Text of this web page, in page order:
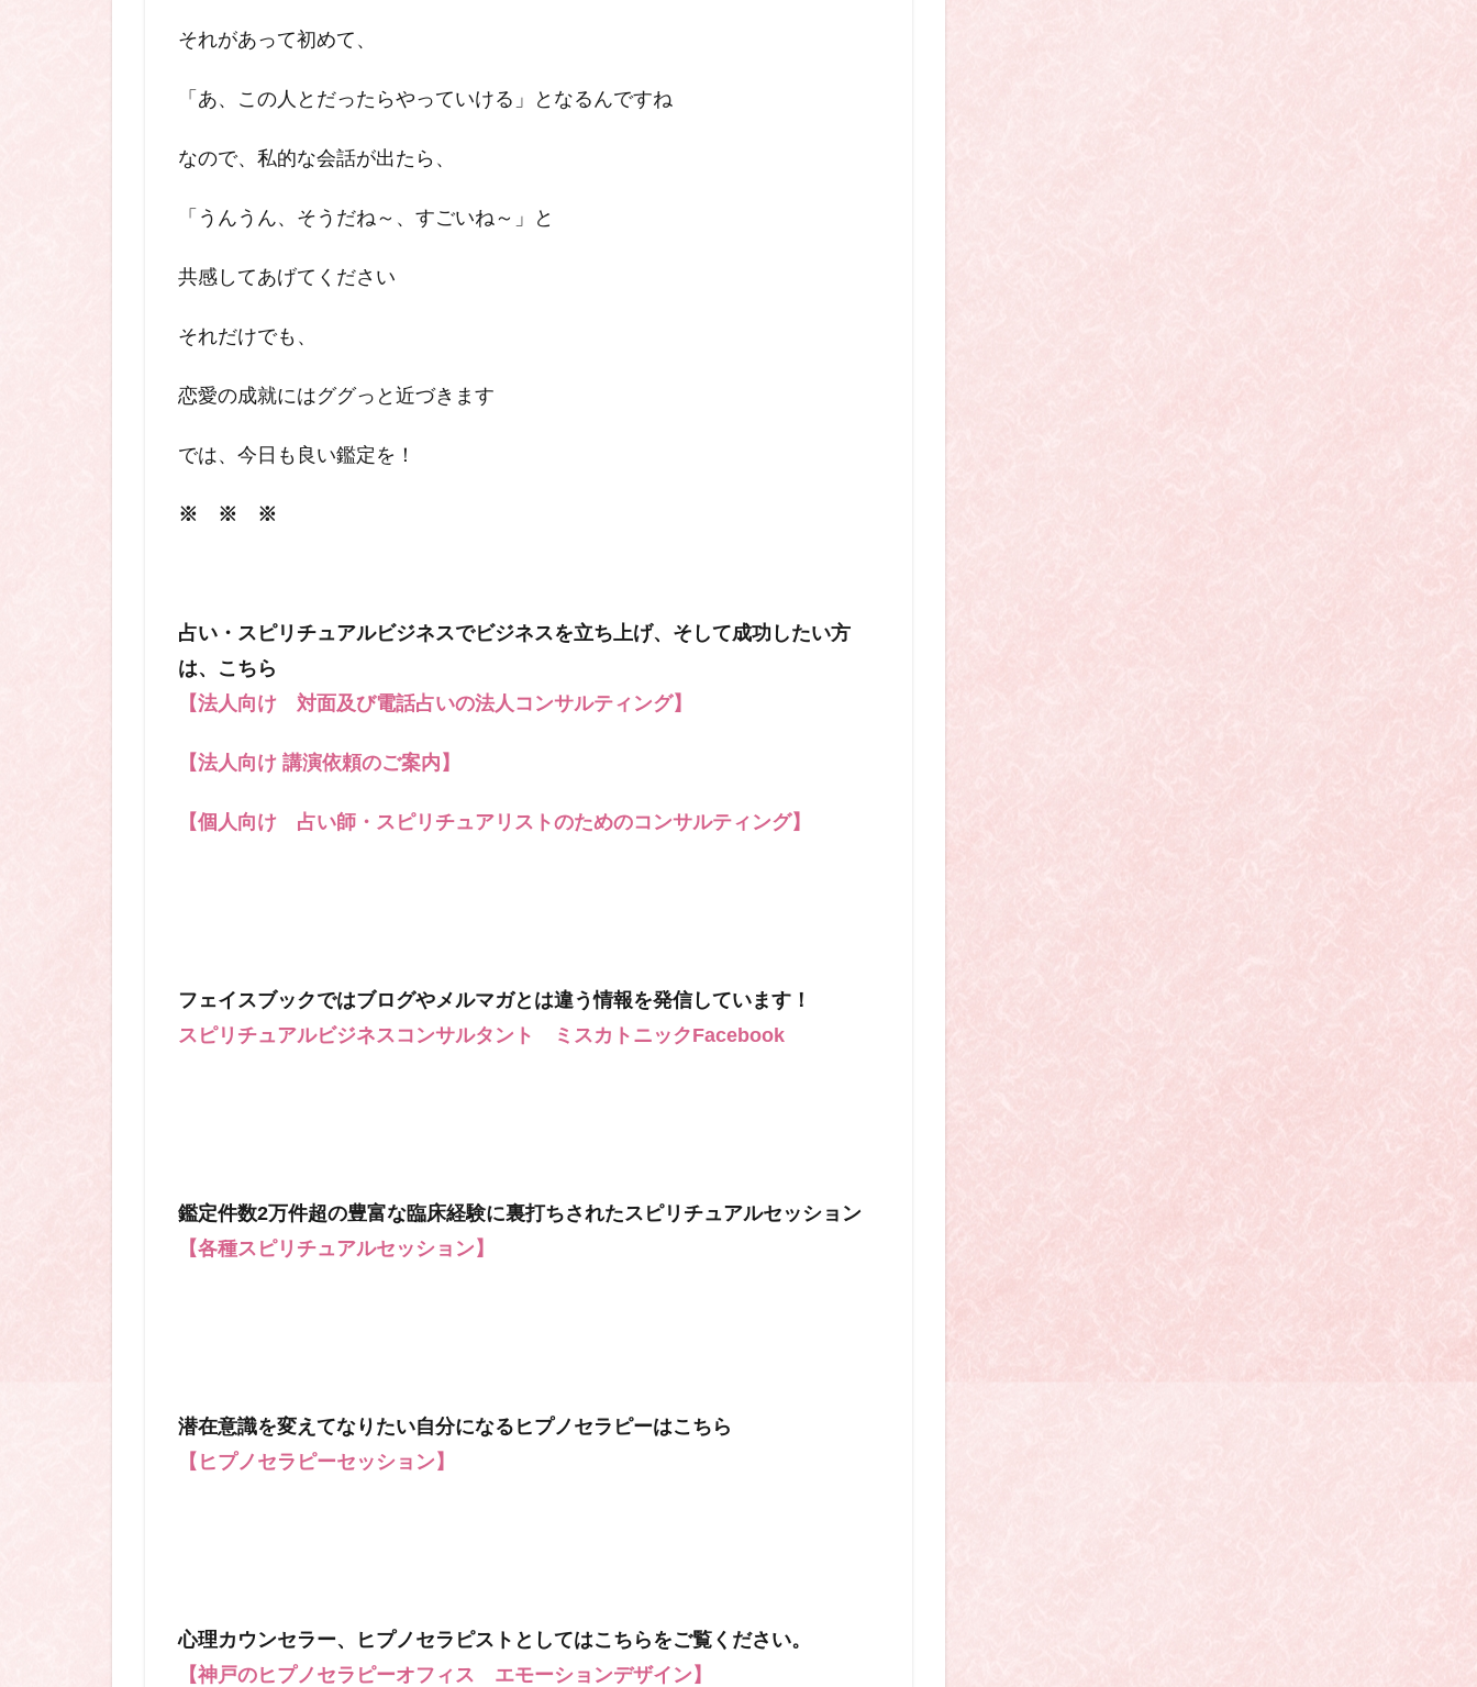
それがあって初めて、
「あ、この人とだったらやっていける」となるんですね
なので、私的な会話が出たら、
「うんうん、そうだね～、 すごいね～」と
共感してあげてください
それだけでも、
恋愛の成就にはググっと近づきます
では、今日も良い鑑定を！
※ ※ ※
占い・スピリチュアルビジネスでビジネスを立ち上げ、そして成功したい方
は、こちら
【法人向け 対面及び電話占いの法人コンサルティング】
【法人向け 講演依頼のご案内】
【個人向け 占い師・スピリチュアリストのためのコンサルティング】
フェイスブックではブログやメルマガとは違う情報を発信しています！
スピリチュアルビジネスコンサルタント ミスカトニックFacebook
鑑定件数2万件超の豊富な臨床経験に裏打ちされたスピリチュアルセッション
【各種スピリチュアルセッション】
潜在意識を変えてなりたい自分になるヒプノセラピーはこちら
【ヒプノセラピーセッション】
心理カウンセラー、ヒプノセラピストとしてはこちらをご覧ください。
【神戸のヒプノセラピーオフィス エモーションデザイン】